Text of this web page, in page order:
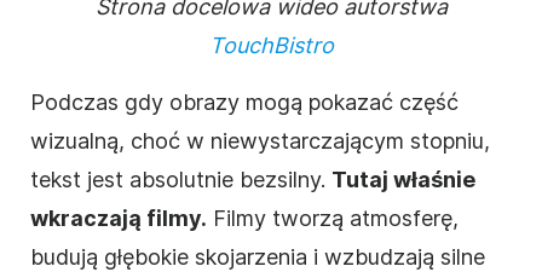
Strona docelowa wideo autorstwa
TouchBistro
Podczas gdy obrazy mogą pokazać część
wizualną, choć w niewystarczającym stopniu,
tekst jest absolutnie bezsilny. Tutaj właśnie
wkraczają filmy. Filmy tworzą atmosferę,
budują głębokie skojarzenia i wzbudzają silne